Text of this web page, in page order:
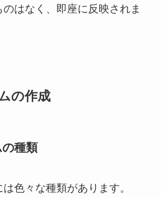
はなく、即座に反映されま
の作成
種類
色々な種類があります。